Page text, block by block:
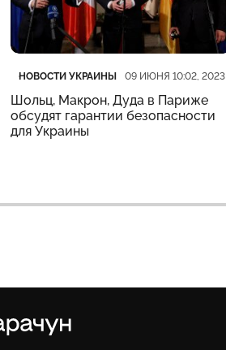
Категория
НОВОСТИ УКРАИНЫ
Дата публикации 09 ИЮНЯ 10:02, 2023
Шольц, Макрон, Дуда в Париже
обсудят гарантии безопасности
для Украины